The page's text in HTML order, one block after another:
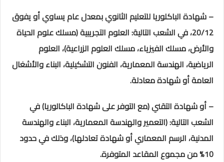
– شهادة الباكلوريا للتعليم الثانويبمعدل عام يساوي أو يفوق
20/12، في الشعب التالية: العلوم التجريبية (مسلك علوم الحياة
والأرض، مسلك الفيزياء، مسلك العلوم الزراعية)، العلوم
الرياضية، الهندسة المعمارية، الفنون التشكيلية، البناء والأشغال
العامة أو شهادة معادلة.
– أو شهادة التقني (مع التوفر على شهادة الباكالوريا) في
الشعب التالية: (التعمير والهندسة المعمارية، البناء والهندسة
المدنية، الرسم المعماري أو شهادة تعادلها)، وذلك في حدود
10% من مجموع المقاعد المتوفرة.